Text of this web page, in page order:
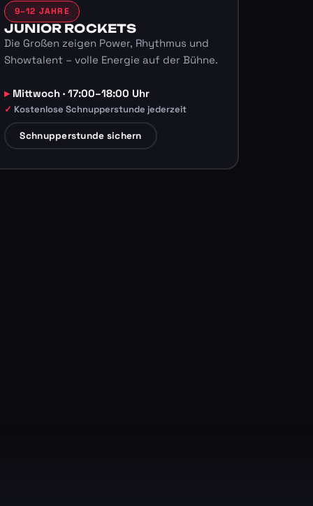
9–12 JAHRE
JUNIOR ROCKETS
Die Großen zeigen Power, Rhythmus und
Showtalent – volle Energie auf der Bühne.
Mittwoch · 17:00–18:00 Uhr
Kostenlose Schnupperstunde jederzeit
Schnupperstunde sichern